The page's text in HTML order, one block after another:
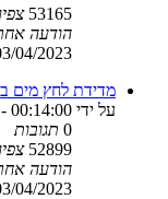
53165
הודעה
04/2023 - 07:24:01
מדידת לחץ מים
על ידי 00:14:00
0 תגובות
52899
הודעה
04/2023 - 00:14:00